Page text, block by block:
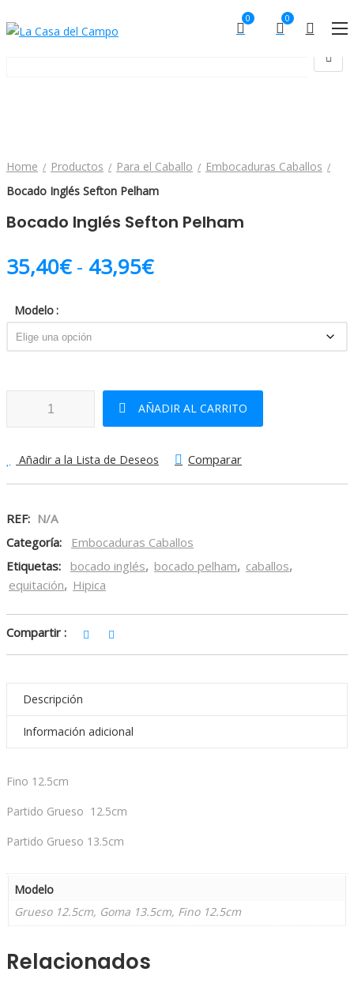
0 0
Home Productos Para el Caballo
Embocaduras Caballos
Bocado Inglés Sefton Pelham
Bocado Inglés Sefton Pelham
35,40€ - 43,95€Rango de precios:
Modelo
Bocado Inglés Sefton Pelham cantidad
AÑADIR AL CARRITO
Añadir a la Lista de Deseos Comparar
REF: N/A
Categoría:
Embocaduras Caballos
Etiquetas:
bocado inglés, bocado pelham, caballos,
equitación, Hipica
Compartir :
Descripción
Información adicional
Fino 12.5cm
Partido Grueso 12.5cm
Partido Grueso 13.5cm
Modelo
Grueso 12.5cm, Goma 13.5cm, Fino 12.5cm
Relacionados